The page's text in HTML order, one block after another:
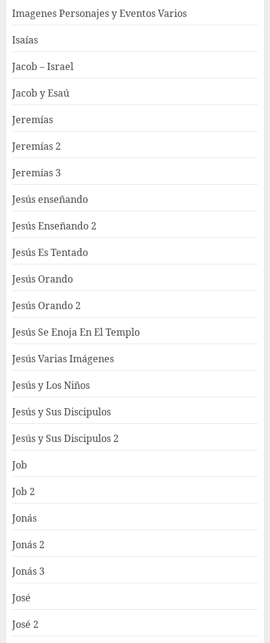
Imagenes Personajes y Eventos Varios
Isaías
Jacob – Israel
Jacob y Esaú
Jeremías
Jeremías 2
Jeremías 3
Jesús enseñando
Jesús Enseñando 2
Jesús Es Tentado
Jesús Orando
Jesús Orando 2
Jesús Se Enoja En El Templo
Jesús Varias Imágenes
Jesús y Los Niños
Jesús y Sus Discipulos
Jesús y Sus Discipulos 2
Job
Job 2
Jonás
Jonás 2
Jonás 3
José
José 2